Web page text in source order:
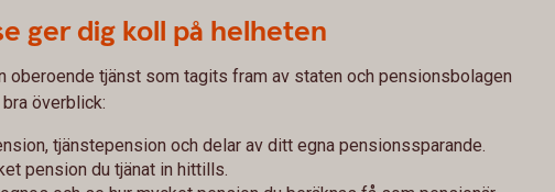
ger dig koll på helheten
oberoende tjänst som tagits fram av staten och pensionsbolagen
överblick:
tjänstepension och delar av ditt egna pensionssparande.
pension du tjänat in hittills.